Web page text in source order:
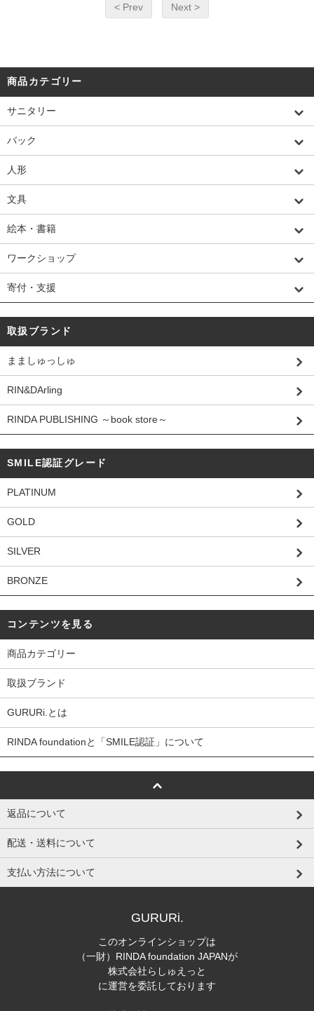
< Prev Next >
商品カテゴリー
サニタリー
バック
人形
文具
絵本・書籍
ワークショップ
寄付・支援
取扱ブランド
まましゅっしゅ
RIN&DArling
RINDA PUBLISHING ～book store～
SMILE認証グレード
PLATINUM
GOLD
SILVER
BRONZE
コンテンツを見る
商品カテゴリー
取扱ブランド
GURURi.とは
RINDA foundationと「SMILE認証」について
返品について
配送・送料について
支払い方法について
GURURi.
このオンラインショップは
（一財）RINDA foundation JAPANが
株式会社らしゅえっと
に運営を委託しております